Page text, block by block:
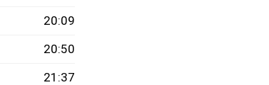
20:09
20:50
21:37